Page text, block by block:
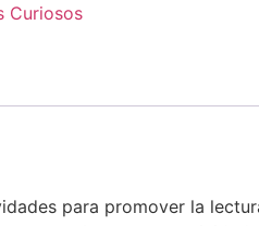
Curiosos
para promover la